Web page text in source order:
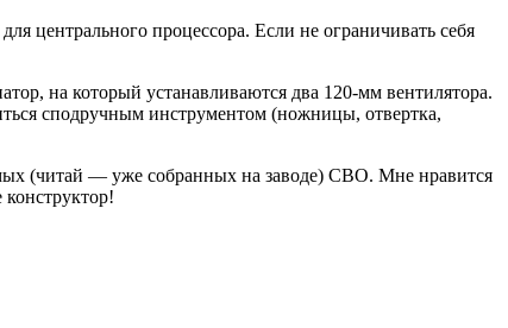
центрального процессора. Если не ограничивать себя
на который устанавливаются два 120-мм вентилятора.
сподручным инструментом (ножницы, отвертка,
(читай — уже собранных на заводе) СВО. Мне нравится